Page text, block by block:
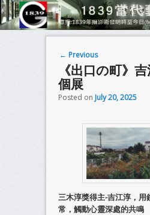
Post navigation
← Previous
《出口の町》
個展
Posted on July 20, 2025
三木淳獎得主-吉江淳，用
常，觸動心靈深處的共鳴